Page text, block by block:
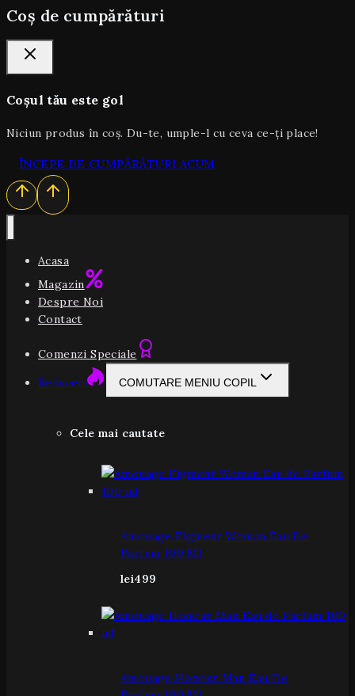
Coș de cumpărături
Coșul tău este gol
Niciun produs în coș. Du-te, umple-l cu ceva ce-ți place!
ÎNCEPE DE CUMPĂRĂTURI ACUM
Acasa
Magazin
Despre Noi
Contact
Comenzi Speciale
Reduceri
COMUTARE MENIU COPIL
Cele mai cautate
Amouage Figment Woman Eau De
Parfum 100 Ml
lei499
Amouage Honour Man Eau De